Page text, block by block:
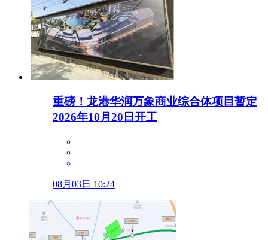
重磅！龙港华润万象商业综合体项目暂定
2026年10月20日开工
08月03日 10:24